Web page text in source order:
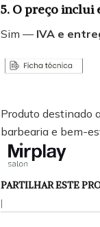
5. O preço inclui
Sim — IVA e
Produto destinado
barbearia e bem-
PARTILHAR ESTE
|